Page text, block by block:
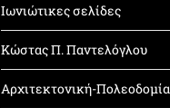
Ιωνιώτικες σελίδες
Κώστας Π. Παντελόγλου
Αρχιτεκτονική-Πολεοδομία